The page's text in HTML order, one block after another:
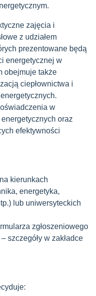
zajęcia i
z udziałem
prezentowane będą
energetycznej w
obejmuje także
ciepłownictwa i
w
oraz
efektywności
kierunkach
energetyka,
lub uniwersyteckich
zgłoszeniowego
– szczegóły w zakładce